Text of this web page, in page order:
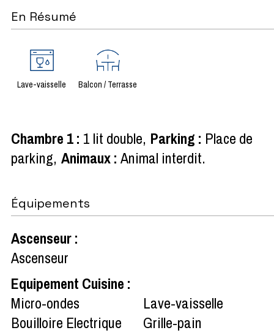
En Résumé
Lave-vaisselle Balcon / Terrasse
Chambre 1: 1 lit double Parking : Place de
parking Animaux: Animal interdit
Équipements
Ascenseur:
Ascenseur
Equipement Cuisine :
Micro-ondes
Lave-vaisselle
Bouilloire Electrique
Grille-pain